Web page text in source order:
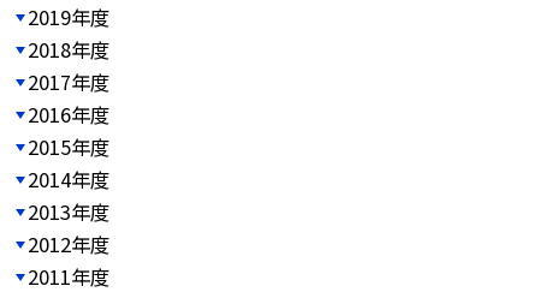
2019年度
2018年度
2017年度
2016年度
2015年度
2014年度
2013年度
2012年度
2011年度